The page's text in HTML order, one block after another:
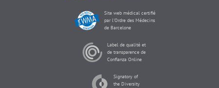
Site web médical certifié
par l'Ordre des Médecins
de Barcelone
Label de qualité et
de transparence de
Confianza Online
Signatory of
the Diversity